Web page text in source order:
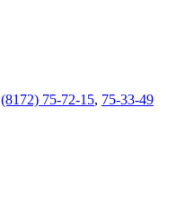
(8172) 75-72-15, 75-33-49